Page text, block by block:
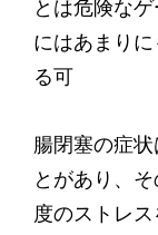
とは危険な
にはあまり
る可
腸閉塞の症
とがあり、
度のストレス